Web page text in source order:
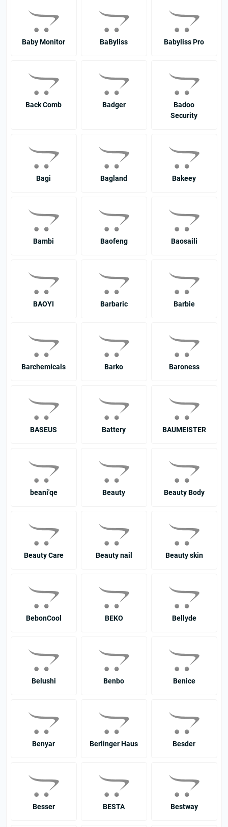
Baby Monitor BaByliss Babyliss Pro
Back Comb Badger
Badoo
Security
Bagi Bagland Bakeey
Bambi Baofeng Baosaili
BAOYI Barbaric Barbie
Barchemicals Barko Baroness
BASEUS Battery BAUMEISTER
beani'qe Beauty Beauty Body
Beauty Care Beauty nail Beauty skin
BebonCool BEKO Bellyde
Belushi Benbo Benice
Benyar Berlinger Haus Besder
Besser BESTA Bestway